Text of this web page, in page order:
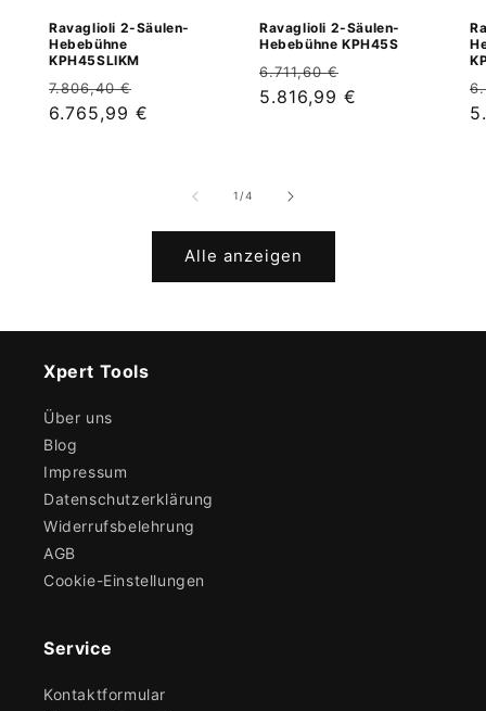
Ravaglioli 2-Säulen-
Hebebühne
KPH45SLIKM
Normaler
Preis
7.806,40 €
Verkaufspreis
6.765,99 €
Ravaglioli 2-Säulen-
Hebebühne KPH45S
Normaler
Preis
6.711,60 €
Verkaufspreis
5.816,99 €
1 /von
4
Alle anzeigen
Xpert Tools
Über uns
Blog
Impressum
Datenschutzerklärung
Widerrufsbelehrung
AGB
Cookie-Einstellungen
Service
Kontaktformular